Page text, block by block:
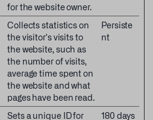
for the website owner.
Collects statistics on
the visitor's visits to
the website, such as
the number of visits,
average time spent on
the website and what
pages have been read.
Persiste
nt
Sets a unique ID for
180 days